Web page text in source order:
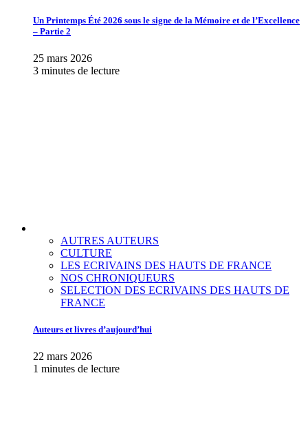
Un Printemps Été 2026 sous le signe de la Mémoire et de l’Excellence
– Partie 2
25 mars 2026
3 minutes de lecture
AUTRES AUTEURS
CULTURE
LES ECRIVAINS DES HAUTS DE FRANCE
NOS CHRONIQUEURS
SELECTION DES ECRIVAINS DES HAUTS DE
FRANCE
Auteurs et livres d’aujourd’hui
22 mars 2026
1 minutes de lecture